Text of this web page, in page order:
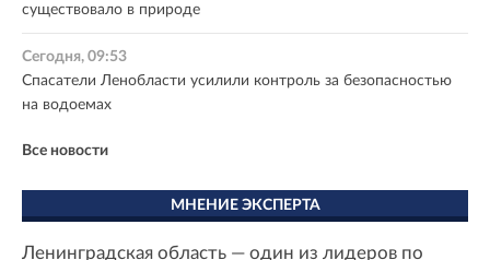
существовало в природе
Сегодня, 09:53
Спасатели Ленобласти усилили контроль за безопасностью
на водоемах
Все новости
МНЕНИЕ ЭКСПЕРТА
Ленинградская область — один из лидеров по